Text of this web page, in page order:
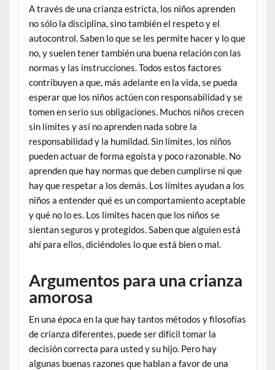
A través de una crianza estricta, los niños aprenden
no sólo la disciplina, sino también el respeto y el
autocontrol. Saben lo que se les permite hacer y lo que
no, y suelen tener también una buena relación con las
normas y las instrucciones. Todos estos factores
contribuyen a que, más adelante en la vida, se pueda
esperar que los niños actúen con responsabilidad y se
tomen en serio sus obligaciones. Muchos niños crecen
sin límites y así no aprenden nada sobre la
responsabilidad y la humildad. Sin límites, los niños
pueden actuar de forma egoísta y poco razonable. No
aprenden que hay normas que deben cumplirse ni que
hay que respetar a los demás. Los límites ayudan a los
niños a entender qué es un comportamiento aceptable
y qué no lo es. Los límites hacen que los niños se
sientan seguros y protegidos. Saben que alguien está
ahí para ellos, diciéndoles lo que está bien o mal.
Argumentos para una crianza
amorosa
En una época en la que hay tantos métodos y filosofías
de crianza diferentes, puede ser difícil tomar la
decisión correcta para usted y su hijo. Pero hay
algunas buenas razones que hablan a favor de una